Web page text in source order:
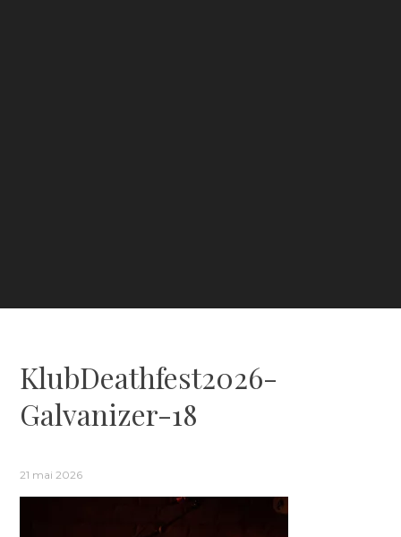
KlubDeathfest2026-
Galvanizer-18
21 mai 2026